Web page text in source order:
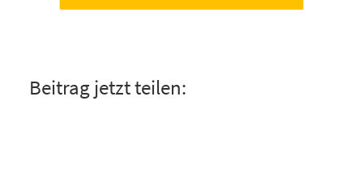
Beitrag jetzt teilen: